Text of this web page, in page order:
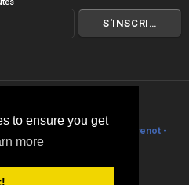
to ensure you get
more
Philippe Stouvenot -